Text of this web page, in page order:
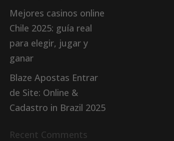
Mejores casinos online
Chile 2025: guía real
para elegir, jugar y
ganar
Blaze Apostas Entrar
de Site: Online &
Cadastro in Brazil 2025
Recent Comments